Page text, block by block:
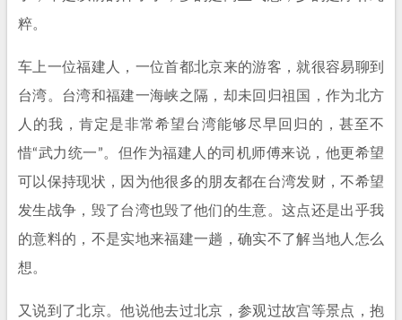
粹。
车上一位福建人，一位首都北京来的游客，就很容易聊到
台湾。台湾和福建一海峡之隔，却未回归祖国，作为北方
人的我，肯定是非常希望台湾能够尽早回归的，甚至不
惜“武力统一”。但作为福建人的司机师傅来说，他更希望
可以保持现状，因为他很多的朋友都在台湾发财，不希望
发生战争，毁了台湾也毁了他们的生意。这点还是出乎我
的意料的，不是实地来福建一趟，确实不了解当地人怎么
想。
又说到了北京。他说他去过北京，参观过故宫等景点，抱